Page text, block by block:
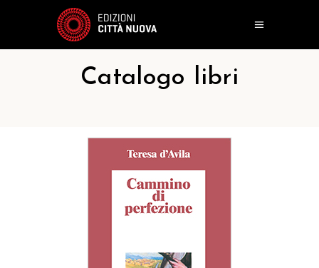
Catalogo libri